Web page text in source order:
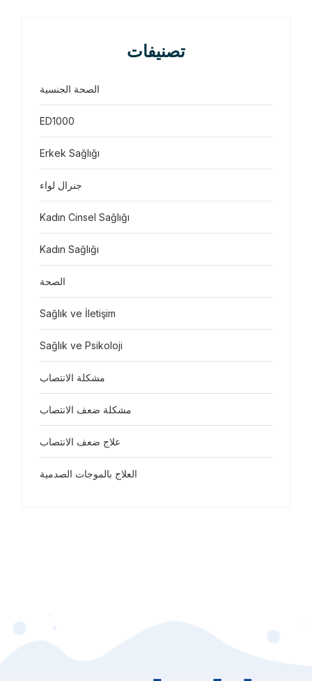
تصنيفات
الصحة الجنسية
ED1000
Erkek Sağlığı
جنرال لواء
Kadın Cinsel Sağlığı
Kadın Sağlığı
Sağlık ve İletişim
Sağlık ve Psikoloji
مشكلة الانتصاب
مشكلة ضعف الانتصاب
علاج ضعف الانتصاب
العلاج بالموجات الصدمية